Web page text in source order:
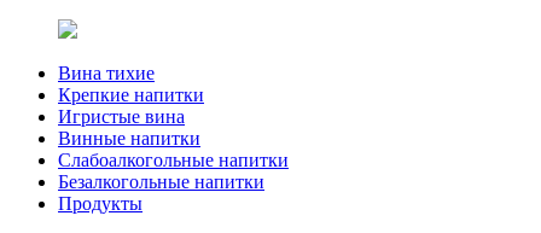
Вина тихие
Крепкие напитки
Игристые вина
Винные напитки
Слабоалкогольные напитки
Безалкогольные напитки
Продукты